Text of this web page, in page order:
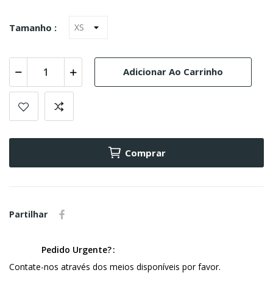
Tamanho :
Adicionar Ao Carrinho
Comprar
Partilhar
Pedido Urgente?
Contate-nos através dos meios disponíveis por favor.